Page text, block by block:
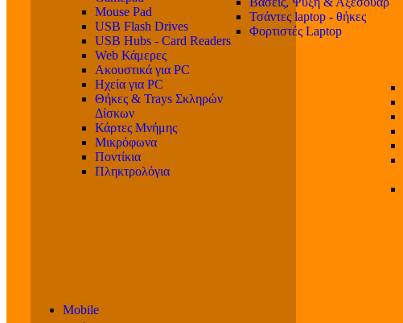
Mouse Pad
USB Flash Drives
USB Hubs - Card Readers
Web Κάμερες
Ακουστικά για PC
Ηχεία για PC
Θήκες & Trays Σκληρών
Δίσκων
Κάρτες Μνήμης
Μικρόφωνα
Ποντίκια
Πληκτρολόγια
Τσάντες laptop - θήκες
Φορτιστές Laptop
Mobile